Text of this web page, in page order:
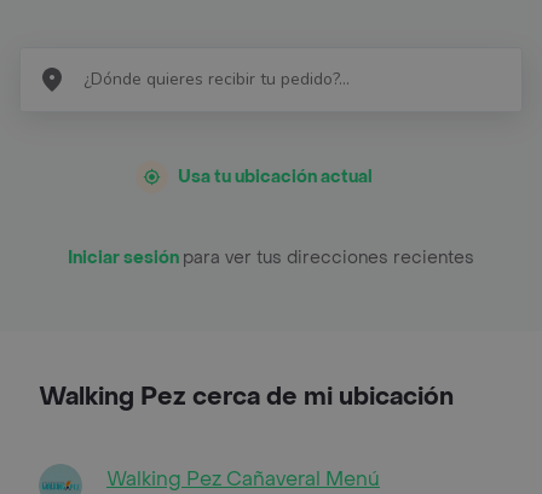
Usa tu ubicación actual
Iniciar sesión para ver tus direcciones recientes
Walking Pez cerca de mi ubicación
Walking Pez Cañaveral Menú